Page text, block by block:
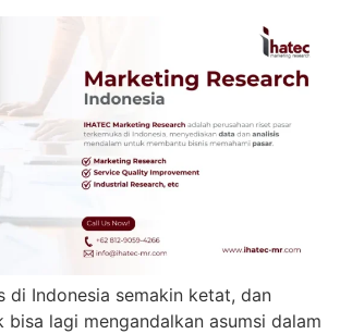
di Indonesia semakin ketat, dan
bisa lagi mengandalkan asumsi dalam